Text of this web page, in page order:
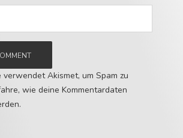
Akismet, um Spam zu
wie deine Kommentardaten